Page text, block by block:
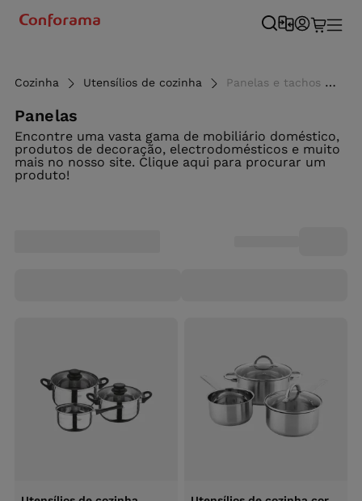
Cozinha Utensílios de cozinha Panelas e tachos - Conforama
Panelas
Encontre uma vasta gama de mobiliário doméstico,
produtos de decoração, electrodomésticos e muito
mais no nosso site. Clique aqui para procurar um
produto!